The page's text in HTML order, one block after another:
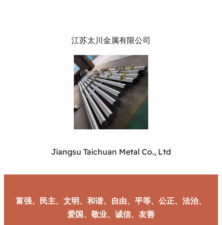
江苏太川金属有限公司
Jiangsu Taichuan Metal Co., Ltd
富强、民主、文明、和谐、自由、平等、公正、法治、
爱国、敬业、诚信、友善